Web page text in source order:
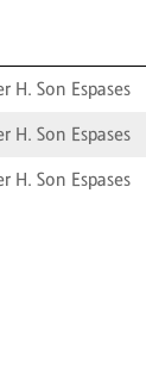
H. Son Espases
H. Son Espases
H. Son Espases